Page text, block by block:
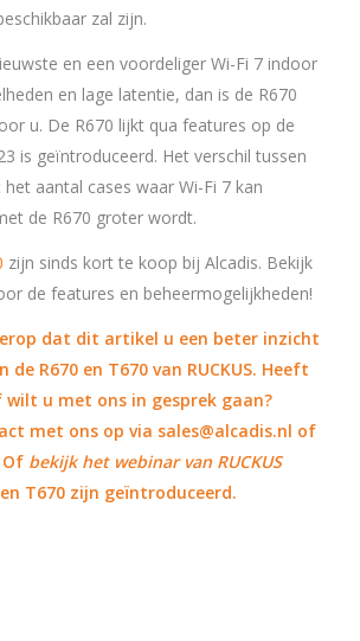
zal zijn.
en een voordeliger Wi-Fi 7 indoor
en lage latentie, dan is de R670
u. De R670 lijkt qua features op de
is geïntroduceerd. Het verschil tussen
het aantal cases waar Wi-Fi 7 kan
de R670 groter wordt.
zijn sinds kort te koop bij Alcadis. Bekijk
de features en beheermogelijkheden!
dat dit artikel u een beter inzicht
R670 en T670 van RUCKUS. Heeft
wilt u met ons in gesprek gaan?
met ons op via sales@alcadis.nl of
Of bekijk het webinar van RUCKUS
T670 zijn geïntroduceerd.